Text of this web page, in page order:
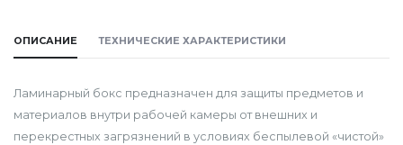
ОПИСАНИЕ ТЕХНИЧЕСКИЕ ХАРАКТЕРИСТИКИ
Ламинарный бокс предназначен для защиты предметов и
материалов внутри рабочей камеры от внешних и
перекрестных загрязнений в условиях беспылевой «чистой»